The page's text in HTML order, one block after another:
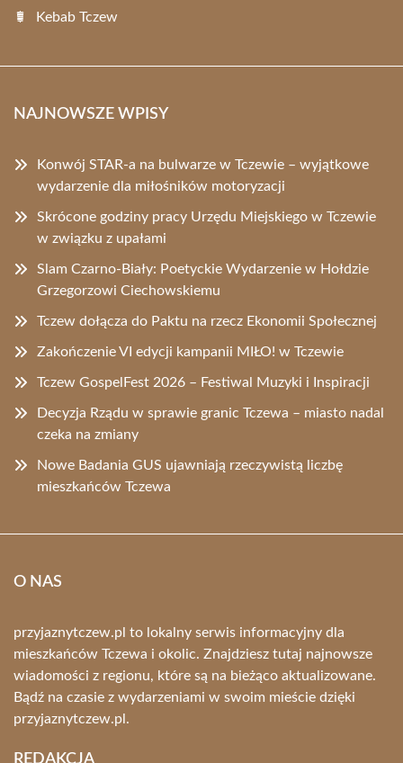
Kebab Tczew
NAJNOWSZE WPISY
Konwój STAR-a na bulwarze w Tczewie – wyjątkowe
wydarzenie dla miłośników motoryzacji
Skrócone godziny pracy Urzędu Miejskiego w Tczewie
w związku z upałami
Slam Czarno-Biały: Poetyckie Wydarzenie w Hołdzie
Grzegorzowi Ciechowskiemu
Tczew dołącza do Paktu na rzecz Ekonomii Społecznej
Zakończenie VI edycji kampanii MIŁO! w Tczewie
Tczew GospelFest 2026 – Festiwal Muzyki i Inspiracji
Decyzja Rządu w sprawie granic Tczewa – miasto nadal
czeka na zmiany
Nowe Badania GUS ujawniają rzeczywistą liczbę
mieszkańców Tczewa
O NAS
przyjaznytczew.pl to lokalny serwis informacyjny dla
mieszkańców Tczewa i okolic. Znajdziesz tutaj najnowsze
wiadomości z regionu, które są na bieżąco aktualizowane.
Bądź na czasie z wydarzeniami w swoim mieście dzięki
przyjaznytczew.pl.
REDAKCJA